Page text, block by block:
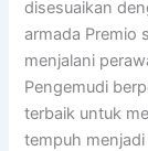
disesuaikan
armada Premio
menjalani
Pengemudi
terbaik untuk
tempuh